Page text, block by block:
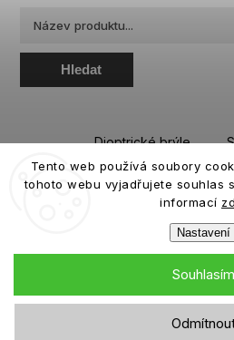
Tento web používá soubory
tohoto webu vyjadřujete souhlas
informací
Nastavení
Souhlasím
Hledat
Dioptrické brýle
Sportovní brýle
Roztoky a oční
Copyright 2026eiffeloptic.cz.